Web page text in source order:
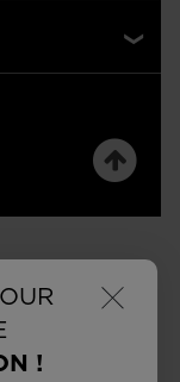
×
!